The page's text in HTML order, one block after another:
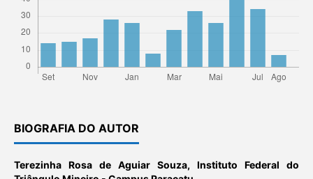
BIOGRAFIA DO AUTOR
Terezinha Rosa de Aguiar Souza,Instituto Federal do